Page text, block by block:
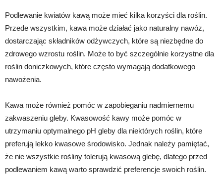
Podlewanie kwiatów kawą może mieć kilka korzyści dla roślin.
Przede wszystkim, kawa może działać jako naturalny nawóz,
dostarczając składników odżywczych, które są niezbędne do
zdrowego wzrostu roślin. Może to być szczególnie korzystne dla
roślin doniczkowych, które często wymagają dodatkowego
nawożenia.
Kawa może również pomóc w zapobieganiu nadmiernemu
zakwaszeniu gleby. Kwasowość kawy może pomóc w
utrzymaniu optymalnego pH gleby dla niektórych roślin, które
preferują lekko kwasowe środowisko. Jednak należy pamiętać,
że nie wszystkie rośliny tolerują kwasową glebę, dlatego przed
podlewaniem kawą warto sprawdzić preferencje swoich roślin.